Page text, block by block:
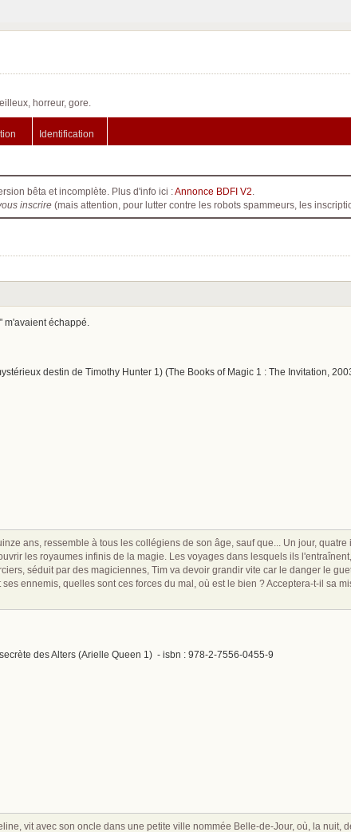
horreur, gore.
Identification
bêta et incomplète. Plus d'info ici :Annonce BDFI V2
inscrire (mais attention, pour lutter contre les robots spammeurs, les
m'avaient échappé.
destin de Timothy Hunter 1) (The Books of Magic 1 : The Invitation,
ans, ressemble à tous les collégiens de son âge, sauf que... Un jour,
les royaumes infinis de la magie. Les voyages dans lesquels ils
séduit par des magiciennes, Tim va devoir grandir vite car le danger le
ses ennemis, quelles sont ces forces du mal, où est le bien ? Acceptera-t-il sa
des Alters (Arielle Queen 1) - isbn : 978-2-7556-0455-9
vit avec son oncle dans une petite ville nommée Belle-de-Jour, où, la nuit,